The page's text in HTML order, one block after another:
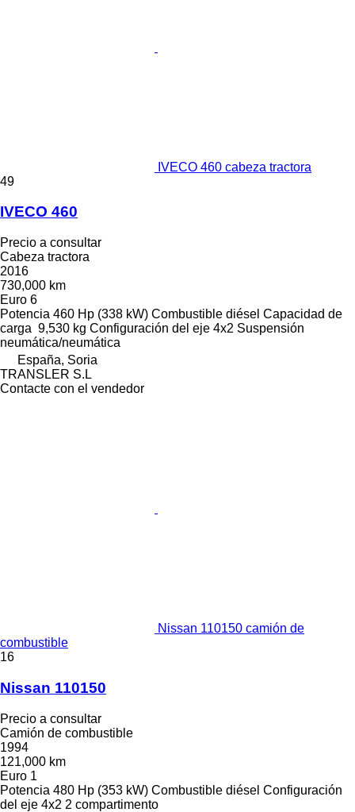
IVECO 460 cabeza tractora
49
IVECO 460
Precio a consultar
Cabeza tractora
2016
730,000 km
Euro 6
Potencia 460 Hp (338 kW) Combustible diésel Capacidad de
carga 9,530 kg Configuración del eje 4x2 Suspensión
neumática/neumática
España, Soria
TRANSLER S.L
Contacte con el vendedor
Nissan 110150 camión de
combustible
16
Nissan 110150
Precio a consultar
Camión de combustible
1994
121,000 km
Euro 1
Potencia 480 Hp (353 kW) Combustible diésel Configuración
del eje 4x2 2 compartimento